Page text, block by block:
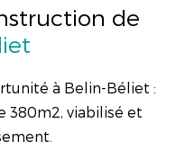
de
à Belin-Béliet :
380m2, viabilisé et